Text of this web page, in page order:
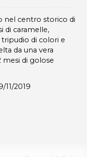
nel centro storico di
di caramelle,
di colori e
da una vera
mesi di golose
11/2019